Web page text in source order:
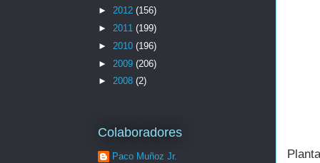
► 2012 (156)
► 2011 (199)
► 2010 (196)
► 2009 (206)
► 2008 (2)
Colaboradores
Paco Muñoz Jr.